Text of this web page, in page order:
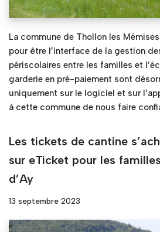
La commune de Thollon les
pour être l’interface de la gestion
périscolaires entre les familles et
garderie en pré-paiement sont
uniquement sur le logiciel et sur
à cette commune de nous faire
Les tickets de cantine
sur eTicket pour les
d’Ay
13 septembre 2023